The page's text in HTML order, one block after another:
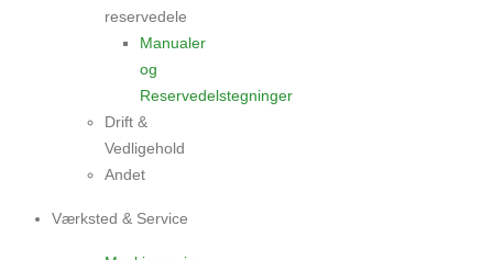
reservedele
Manualer
og
Reservedelstegninger
Drift &
Vedligehold
Andet
Værksted & Service